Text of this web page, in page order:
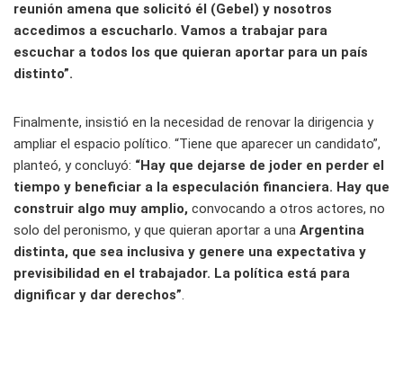
reunión amena que solicitó él (Gebel) y nosotros
accedimos a escucharlo. Vamos a trabajar para
escuchar a todos los que quieran aportar para un país
distinto”.
Finalmente, insistió en la necesidad de renovar la dirigencia y
ampliar el espacio político. “Tiene que aparecer un candidato”,
planteó, y concluyó: “Hay que dejarse de joder en perder el
tiempo y beneficiar a la especulación financiera. Hay que
construir algo muy amplio, convocando a otros actores, no
solo del peronismo, y que quieran aportar a una Argentina
distinta, que sea inclusiva y genere una expectativa y
previsibilidad en el trabajador. La política está para
dignificar y dar derechos”.